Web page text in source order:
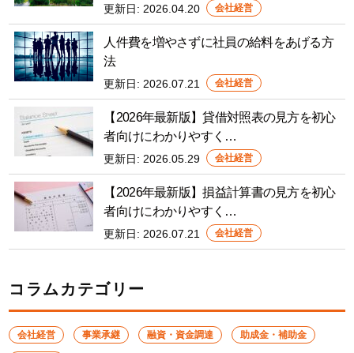
更新日: 2026.04.20 会社経営
人件費を増やさずに社員の給料をあげる方
法
更新日: 2026.07.21 会社経営
【2026年最新版】貸借対照表の見方を初心
者向けにわかりやすく…
更新日: 2026.05.29 会社経営
【2026年最新版】損益計算書の見方を初心
者向けにわかりやすく…
更新日: 2026.07.21 会社経営
コラムカテゴリー
会社経営 事業承継 融資・資金調達 助成金・補助金